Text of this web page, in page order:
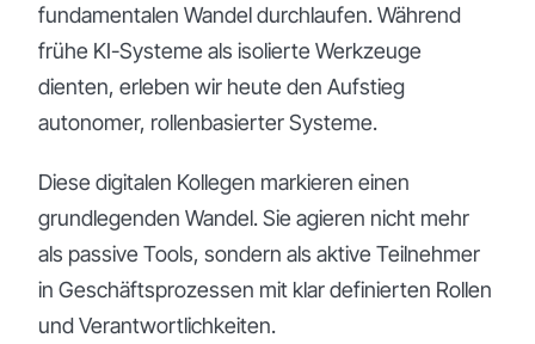
fundamentalen Wandel durchlaufen. Während
frühe KI-Systeme als isolierte Werkzeuge
dienten, erleben wir heute den Aufstieg
autonomer, rollenbasierter Systeme.
Diese digitalen Kollegen markieren einen
grundlegenden Wandel. Sie agieren nicht mehr
als passive Tools, sondern als aktive Teilnehmer
in Geschäftsprozessen mit klar definierten Rollen
und Verantwortlichkeiten.